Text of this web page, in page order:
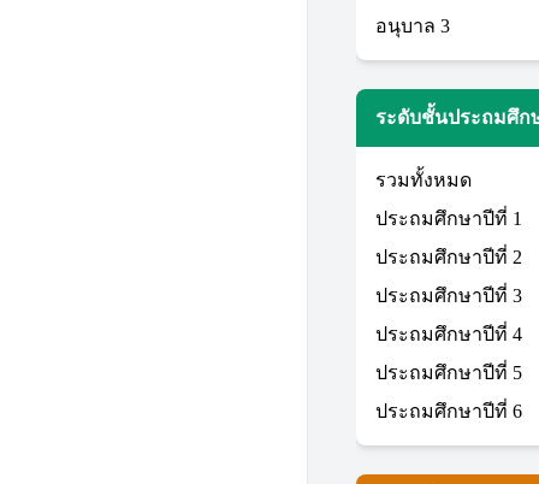
อนุบาล 3
ระดับชั้นประถมศึก
รวมทั้งหมด
ประถมศึกษาปีที่ 1
ประถมศึกษาปีที่ 2
ประถมศึกษาปีที่ 3
ประถมศึกษาปีที่ 4
ประถมศึกษาปีที่ 5
ประถมศึกษาปีที่ 6